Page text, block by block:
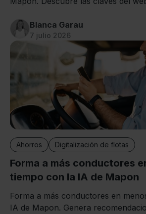
Blanca Garau
7 julio 2026
Ahorros Digitalización de flotas
Forma a más conductores
tiempo con la IA de Mapon
Forma a más conductores en
IA de Mapon. Genera